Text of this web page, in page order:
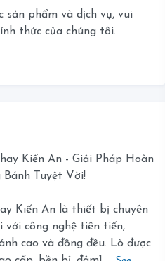
phẩm và dịch vụ, vui
thức của chúng tôi.
Kiến An - Giải Pháp Hoàn
Tuyệt Vời!
Kiến An là thiết bị chuyên
với công nghệ tiên tiến,
cao và đồng đều. Lò được